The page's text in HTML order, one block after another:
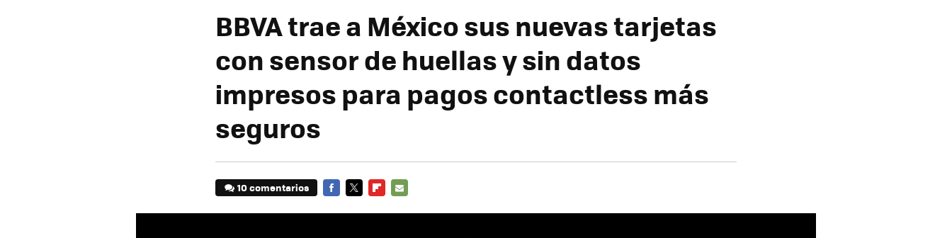
BBVA trae a México sus nuevas tarjetas
con sensor de huellas y sin datos
impresos para pagos contactless más
seguros
10 comentarios